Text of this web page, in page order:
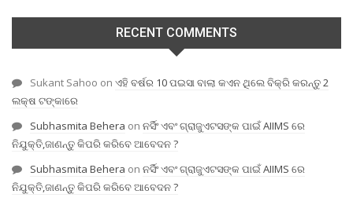
RECENT COMMENTS
Sukant Sahoo on ଏହି ବର୍ଷର 10 ପଇସା ବାଲା କଏନ ଥିଲେ ବିକ୍ରି କରନ୍ତୁ 2
ଲକ୍ଷ ଟଙ୍କାରେ
Subhasmita Behera on ନର୍ସିଂ ଏବଂ ଗ୍ରାଜୁଏଟସଙ୍କ ପାଇଁ AIIMS ରେ
ନିଯୁକ୍ତି,ଜାଣନ୍ତୁ କିପରି କରିବେ ଆବେଦନ ?
Subhasmita Behera on ନର୍ସିଂ ଏବଂ ଗ୍ରାଜୁଏଟସଙ୍କ ପାଇଁ AIIMS ରେ
ନିଯୁକ୍ତି,ଜାଣନ୍ତୁ କିପରି କରିବେ ଆବେଦନ ?